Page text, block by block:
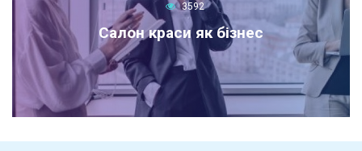
3592
Салон краси як бізнес